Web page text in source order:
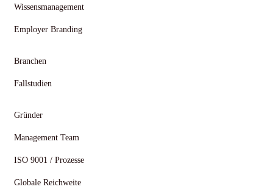
Wissensmanagement
Employer Branding
Branchen
Fallstudien
Gründer
Management Team
ISO 9001 / Prozesse
Globale Reichweite